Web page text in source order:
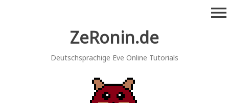
ZeRonin.de
Deutschsprachige Eve Online Tutorials
menu